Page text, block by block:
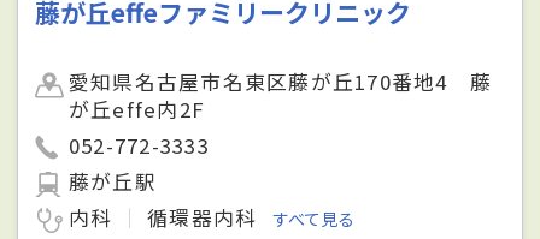
藤が丘effeファミリークリニック
愛知県名古屋市名東区藤が丘170番地4 藤
が丘effe内2F
052-772-3333
藤が丘駅
内科
循環器内科 すべて見る